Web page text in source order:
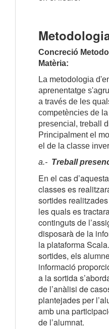
Concreció
Matèria:
La metodologia
aprenentatge
a través de les
competències de la
presencial, treball
Principalment el
el de la classe
a.- Treball
En el cas
classes es
sortides
les quals es
continguts de
disposarà de la
la plataforma
sortides, els
informació
a la sortida
de l’anàlisi de
plantejades per
amb una
de l’alumnat.